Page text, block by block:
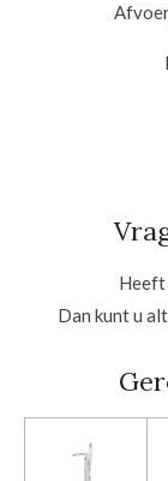
Heeft
Dan kunt u